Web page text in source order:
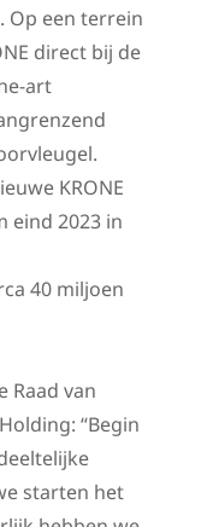
Op een terrein
direct bij de
art
KRONE
eind 2023 in
40 miljoen
Raad van
“Begin
starten het